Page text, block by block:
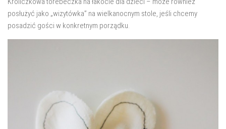
salon
Przedpokój
Balkon
wnętrze dnia
posłużyć jako „wizytówka” na wielkanocnym stole, jeśli chcemy
posadzić gości w konkretnym porządku.